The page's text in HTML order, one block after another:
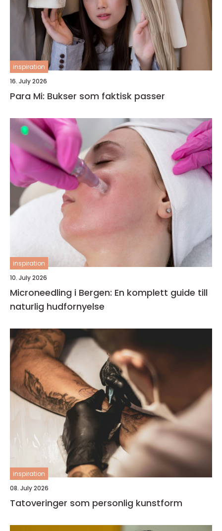
inspiration
16. July 2026
Para Mi: Bukser som faktisk passer
inspiration
10. July 2026
Microneedling i Bergen: En komplett guide till
naturlig hudfornyelse
inspiration
08. July 2026
Tatoveringer som personlig kunstform